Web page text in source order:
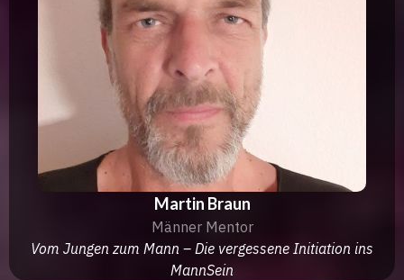
Martin Braun
Männer Mentor
Vom Jungen zum Mann – Die vergessene Initiation ins
MannSein